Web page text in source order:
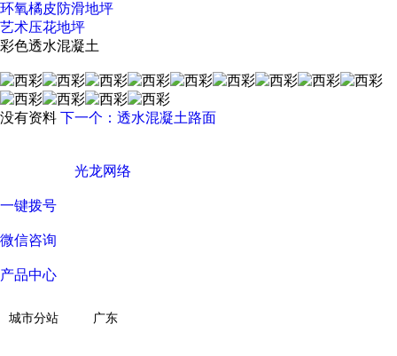
环氧橘皮防滑地坪
艺术压花地坪
彩色透水混凝土
没有资料 下一个：透水混凝土路面
光龙网络
一键拨号
微信咨询
产品中心
关于我们
城市分站 广东